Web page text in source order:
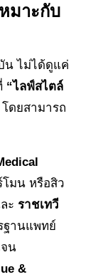
มาะกับ
น ไม่ได้ดูแค่
“ไลฟ์สไตล์
ดยสามารถ
มน หรือสิว
ะ ราชเทวี
ฐานแพทย์
น
&